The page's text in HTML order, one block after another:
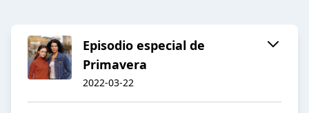
Episodio especial de
Primavera
2022-03-22